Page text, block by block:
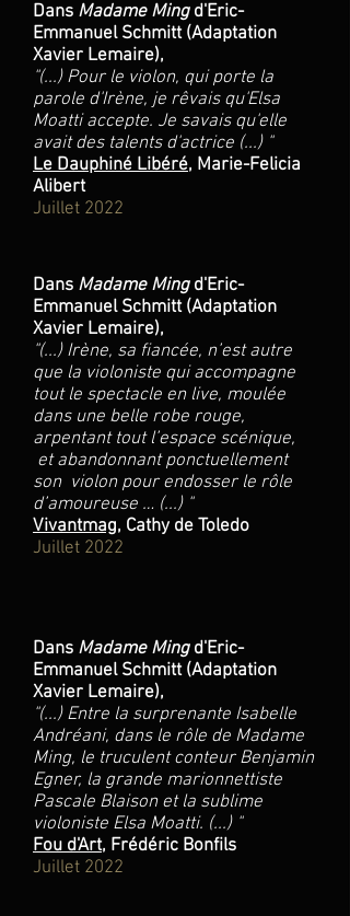
Dans Madame Mingd'Eric-
Emmanuel Schmitt (Adaptation
Xavier Lemaire),
"(...) Pour le violon, qui porte la
parole d'Irène, je rêvais qu'Elsa
Moatti accepte. Je savais qu'elle
avait des talents d'actrice (...) "
Le Dauphiné Libéré, Marie-Felicia
Alibert
Juillet 2022
Dans Madame Mingd'Eric-
Emmanuel Schmitt (Adaptation
Xavier Lemaire),
"(...) Irène, sa fiancée, n’est autre
que la violoniste qui accompagne
tout le spectacle en live, moulée
dans une belle robe rouge,
arpentant tout l’espace scénique,
et abandonnant ponctuellement
son violon pour endosser le rôle
d’amoureuse … (...) "
Vivantmag, Cathy de Toledo
Juillet 2022
Dans Madame Mingd'Eric-
Emmanuel Schmitt (Adaptation
Xavier Lemaire),
"(...) Entre la surprenante Isabelle
Andréani, dans le rôle de Madame
Ming, le truculent conteur Benjamin
Egner, la grande marionnettiste
Pascale Blaison et la sublime
violoniste Elsa Moatti. (...) "
Fou d'Art, Frédéric Bonfils
Juillet 2022